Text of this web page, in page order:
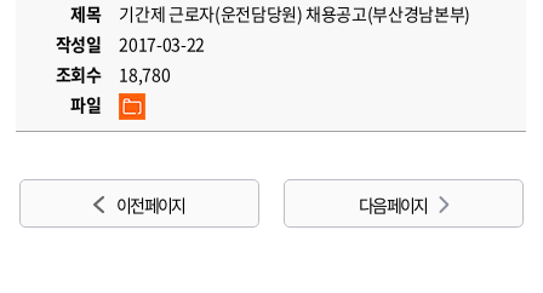
제목
기간제 근로자(운전담당원) 채용공고(부산경남본부)
작성일
2017-03-22
조회수
18,780
파일
이전 페이지 다음 페이지